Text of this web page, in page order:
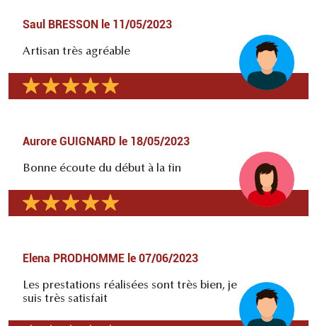
Saul BRESSON le 11/05/2023
Artisan très agréable
Aurore GUIGNARD le 18/05/2023
Bonne écoute du début à la fin
Elena PRODHOMME le 07/06/2023
Les prestations réalisées sont très bien, je
suis très satisfait